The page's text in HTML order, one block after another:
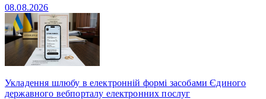
08.08.2026
Укладення шлюбу в електронній формі засобами Єдиного
державного вебпорталу електронних послуг